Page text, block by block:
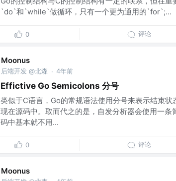
`do`和`while`做循环，只有一个更为通用的`for`;...
0 评论
Moonus
后端开发 @北森 · 4年前
Effictive Go Semicolons 分号
类似于C语言，Go的常规语法使用分号来表示结束
现在源码中。取而代之的是，自发分析器会使用一
码中基本就不用...
0 评论
Moonus